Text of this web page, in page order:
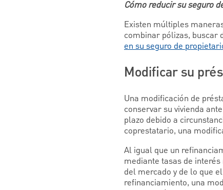
Cómo reducir su seguro
Existen múltiples
combinar pólizas, buscar
en su seguro de
Modificar su
Una modificación de
conservar su vivienda ante
plazo debido a
coprestatario, una
Al igual que un
mediante tasas de
del mercado y de lo que
refinanciamiento, una